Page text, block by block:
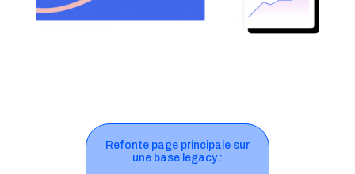
Refonte page principale sur
une base legacy :